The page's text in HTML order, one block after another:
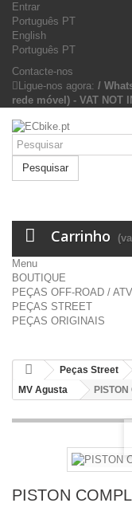
Entrar
Português PT
English
Português PT
Contacte-nos
Ligue-nos agora: /
rede móvel) - VAT NOT
Pesquisar
Carrinho
Menu
BOUTIQUE
PEÇAS OFF-ROAD / ATV
PEÇAS STREET
PEÇAS ORIGINAIS
Peças Street
MV Agusta
PISTON